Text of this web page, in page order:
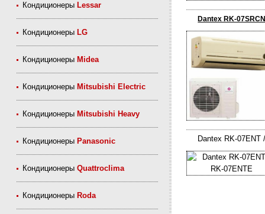
Кондиционеры Lessar
Кондиционеры LG
Кондиционеры Midea
Кондиционеры Mitsubishi Electric
Кондиционеры Mitsubishi Heavy
Кондиционеры Panasonic
КондиционерыQuattroclima
Кондиционеры Roda
Dantex RK-
Dantex RK-07ENT